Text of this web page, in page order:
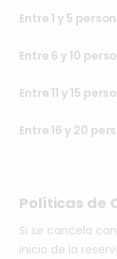
Entre 1 y 5
Entre 6 y 10
Entre 11 y 15
Entre 16 y 20
Políticas de
Si se cancela
inicio de la